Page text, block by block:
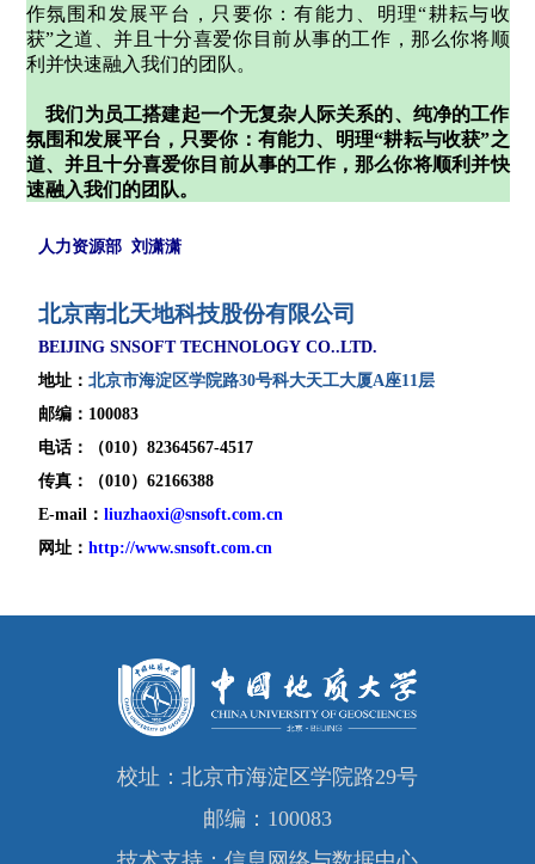
作氛围和发展平台，只要你：有能力、明理“耕耘与收
获”之道、并且十分喜爱你目前从事的工作，那么你将顺
利并快速融入我们的团队。
我们为员工搭建起一个无复杂人际关系的、纯净的工作
氛围和发展平台，只要你：有能力、明理“耕耘与收获”之
道、并且十分喜爱你目前从事的工作，那么你将顺利并快
速融入我们的团队。
人力资源部 刘潇潇
北京南北天地科技股份有限公司
BEIJING SNSOFT TECHNOLOGY CO..LTD.
地址： 北京市海淀区学院路30号科大天工大厦A座11层
邮编： 100083
电话：（010） 82364567-4517
传真：（010） 62166388
E-mail ： liuzhaoxi@snsoft.com.cn
网址： http://www.snsoft.com.cn
校址：北京市海淀区学院路29号
邮编：100083